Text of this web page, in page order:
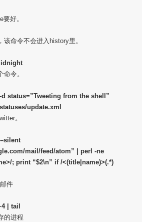
好。
该命令不会进入history里。
令。
status=”Tweeting from the shell”
update.xml
。
mail/feed/atom” | perl -ne
; print “$2\n” if /<(title|name)>(.*)
件
| tail
的进程